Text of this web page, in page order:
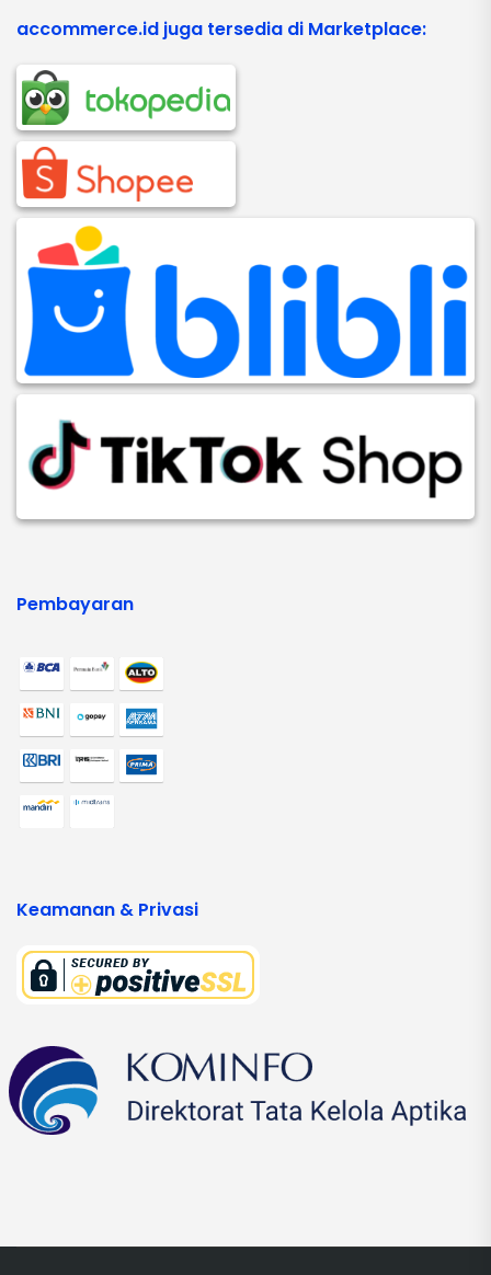
accommerce.id juga tersedia di Marketplace:
Pembayaran
Keamanan & Privasi